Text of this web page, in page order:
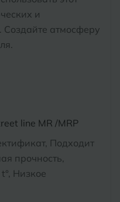
и
Создайте атмосферу
line MR /MRP
Подходит
прочность,
Низкое
Химки
Энгельс